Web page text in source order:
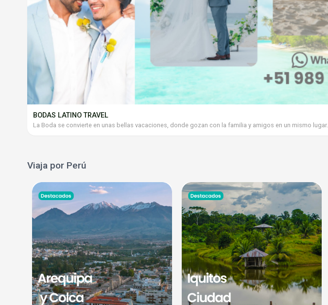
BODAS LATINO TRAVEL
La Boda se convierte en unas bellas vacaciones, donde gozan con la familia y amigos en un mismo lugar.
Viaja por Perú